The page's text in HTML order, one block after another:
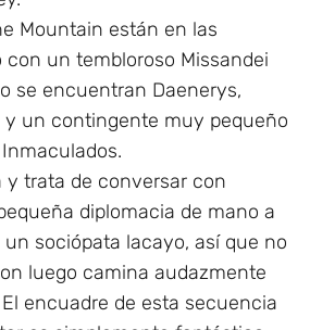
Mountain están en las
con un tembloroso Missandei
se encuentran Daenerys,
y un contingente muy pequeño
y trata de conversar con
diplomacia de mano a
un sociópata lacayo, así que no
luego camina audazmente
encuadre de esta secuencia